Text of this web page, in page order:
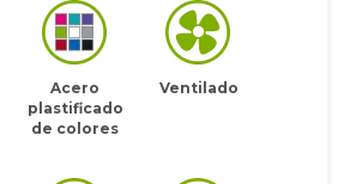
Acero
plastificado
de colores
Ventilado